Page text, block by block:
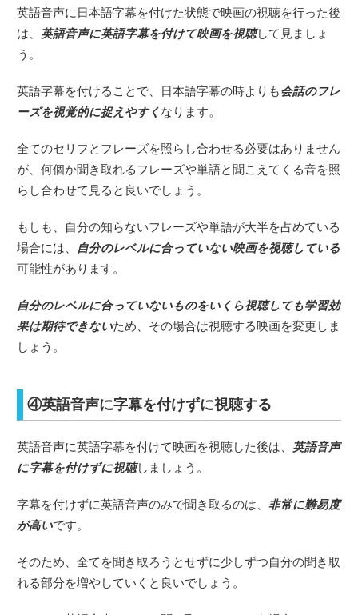
英語音声に日本語字幕を付けた状態で映画の視聴を行った後
は、 英語音声に英語字幕を付けて映画を視聴して見ましょ
う。
英語字幕を付けることで、日本語字幕の時よりも会話のフレ
ーズを視覚的に捉えやすくなります。
全てのセリフとフレーズを照らし合わせる必要はありません
が、何個か聞き取れるフレーズや単語と聞こえてくる音を照
らし合わせて見ると良いでしょう。
もしも、自分の知らないフレーズや単語が大半を占めている
場合には、
自分のレベルに合っていない映画を視聴している
可能性があります。
自分のレベルに合っていないものをいくら視聴しても学習効
果は期待できないため、その場合は視聴する映画を変更しま
しょう。
④英語音声に字幕を付けずに視聴する
英語音声に英語字幕を付けて映画を視聴した後は、 英語音声
に字幕を付けずに視聴しましょう。
字幕を付けずに英語音声のみで聞き取るのは、 非常に難易度
が高いです。
そのため、全てを聞き取ろうとせずに少しずつ自分の聞き取
れる部分を増やしていくと良いでしょう。